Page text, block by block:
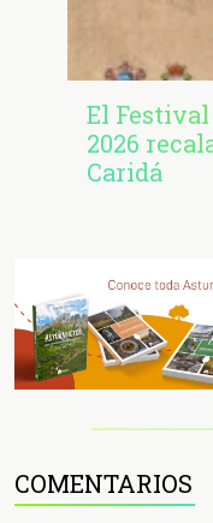
El
2026
Caridá
COMENTARIOS